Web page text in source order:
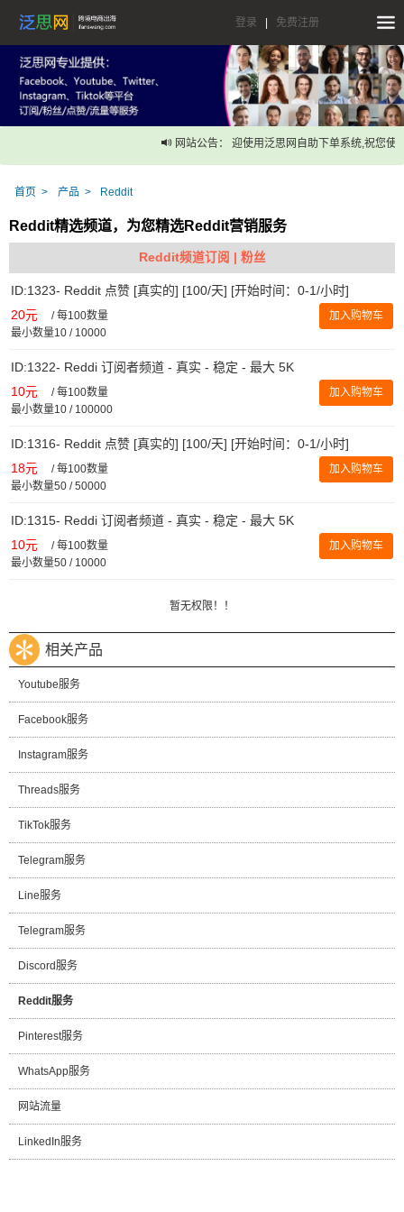
登录 免费注册
网站公告： 迎使用泛思网自助下单系统,祝您使用
首页 产品 Reddit
Reddit精选频道，为您精选Reddit营销服务
Reddit频道订阅 | 粉丝
ID:1323- Reddit 点赞 [真实的] [100/天] [开始时间：0-1/小时]
20元 /每100数量
最小数量10 / 10000
加入购物车
ID:1322- Reddi 订阅者频道 - 真实 - 稳定 - 最大 5K
10元 /每100数量
最小数量10 / 100000
加入购物车
ID:1316- Reddit 点赞 [真实的] [100/天] [开始时间：0-1/小时]
18元 /每100数量
最小数量50 / 50000
加入购物车
ID:1315- Reddi 订阅者频道 - 真实 - 稳定 - 最大 5K
10元 /每100数量
最小数量50 / 10000
加入购物车
暂无权限！！
相关产品
Youtube服务
Facebook服务
Instagram服务
Threads服务
TikTok服务
Telegram服务
Line服务
Telegram服务
Discord服务
Reddit服务
Pinterest服务
WhatsApp服务
网站流量
LinkedIn服务